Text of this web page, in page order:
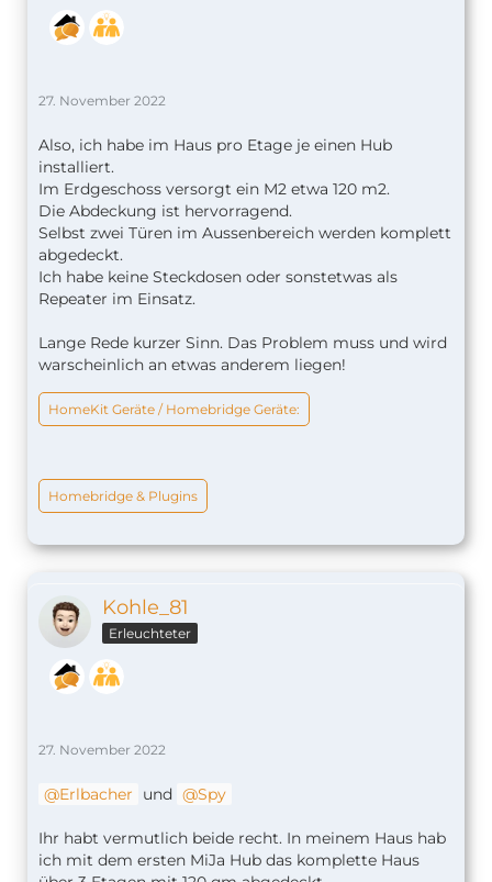
27. November 2022
Also, ich habe im Haus pro Etage je einen Hub
installiert.
Im Erdgeschoss versorgt ein M2 etwa 120 m2.
Die Abdeckung ist hervorragend.
Selbst zwei Türen im Aussenbereich werden komplett
abgedeckt.
Ich habe keine Steckdosen oder sonstetwas als
Repeater im Einsatz.
Lange Rede kurzer Sinn. Das Problem muss und wird
warscheinlich an etwas anderem liegen!
HomeKit Geräte / Homebridge Geräte:
Homebridge & Plugins
Kohle_81
Erleuchteter
27. November 2022
Erlbacher und Spy
Ihr habt vermutlich beide recht. In meinem Haus hab
ich mit dem ersten MiJa Hub das komplette Haus